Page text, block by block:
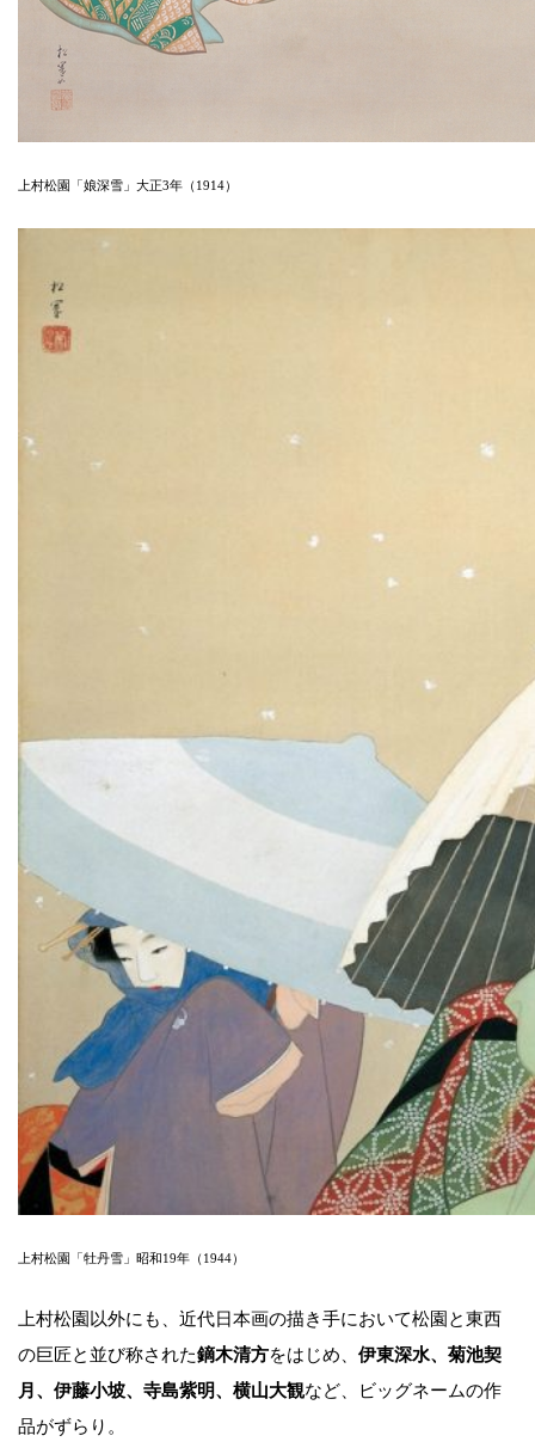
上村松園「娘深雪」大正3年（1914）
上村松園「牡丹雪」昭和19年（1944）
上村松園以外にも、近代日本画の描き手において松園と東西
の巨匠と並び称された鏑木清方をはじめ、 伊東深水、菊池契
月、伊藤小坡、寺島紫明、横山大観など、ビッグネームの作
品がずらり。